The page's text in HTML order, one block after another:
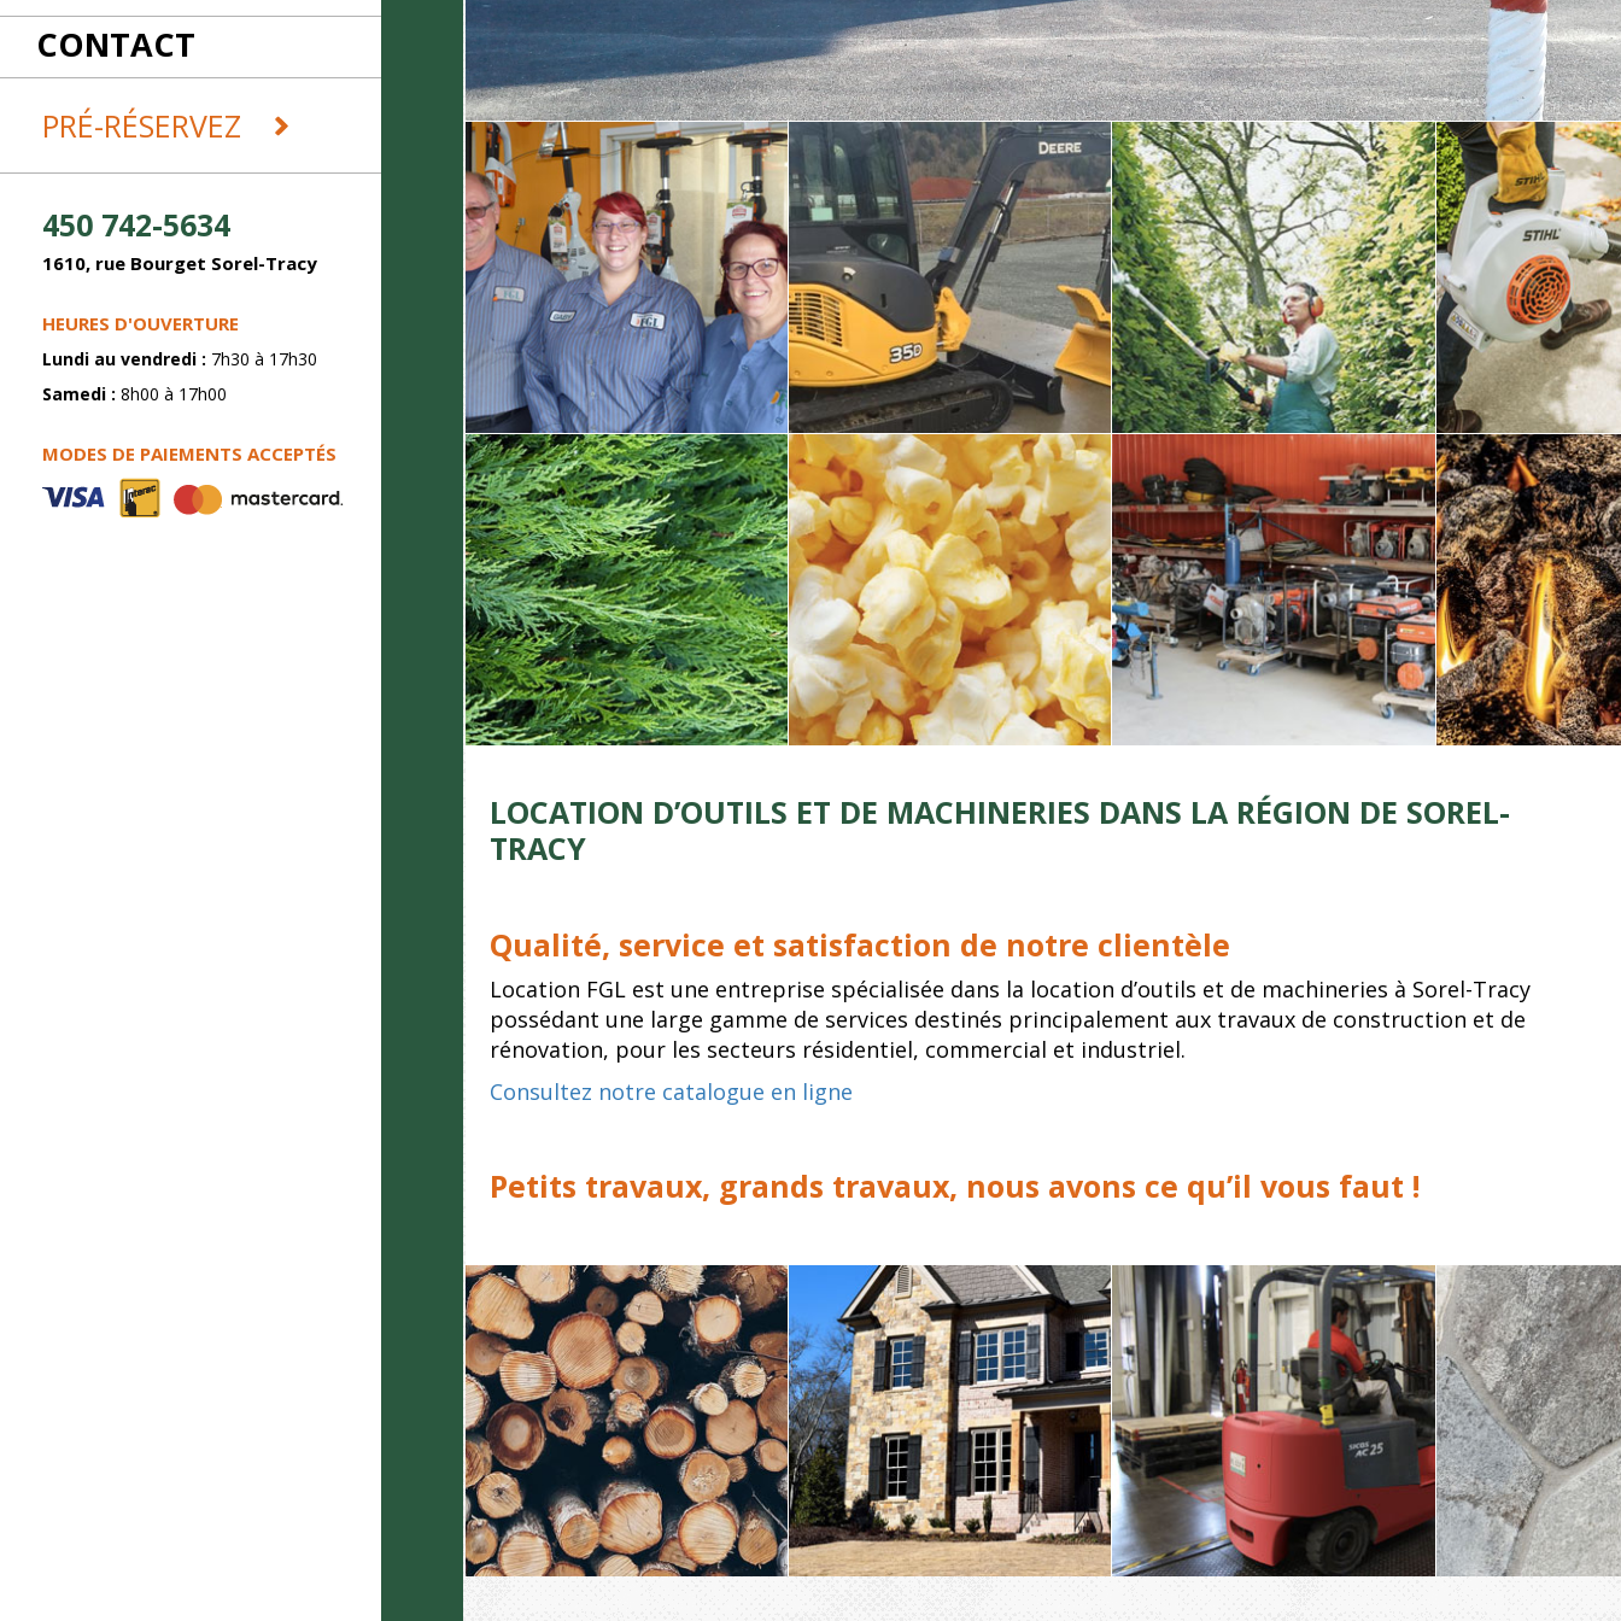
CONTACT
PRÉ-RÉSERVEZ
450 742-5634
1610, rue Bourget Sorel-Tracy
HEURES D'OUVERTURE
Lundi au vendredi : 7h30 à 17h30
Samedi : 8h00 à 17h00
MODES DE PAIEMENTS ACCEPTÉS
REMORQUES ET DÉMÉNAGEMENT
SABLAGE
LOCATION D’OUTILS ET DE MACHINERIES DANS LA RÉGION DE SOREL-
TRACY
Qualité, service et satisfaction de notre clientèle
Location FGL est une entreprise spécialisée dans la location d’outils et de machineries à Sorel-Tracy
possédant une large gamme de services destinés principalement aux travaux de construction et de
rénovation, pour les secteurs résidentiel, commercial et industriel.
Consultez notre catalogue en ligne
Petits travaux, grands travaux, nous avons ce qu’il vous faut !